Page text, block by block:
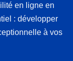
en ligne en
: développer
à vos